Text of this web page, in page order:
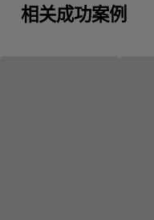
相关成功案例